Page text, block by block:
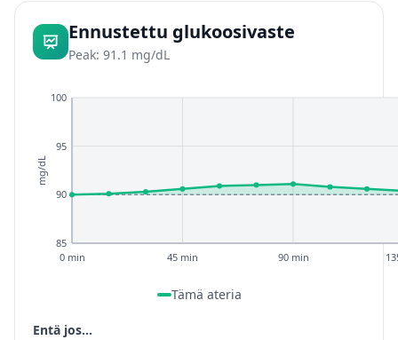
Ennustettu glukoosivaste
Peak: 91.1 mg/dL
85
90
95
100
0 min 45 min 90 min
mg/dL
Tämä ateria
Entä jos...